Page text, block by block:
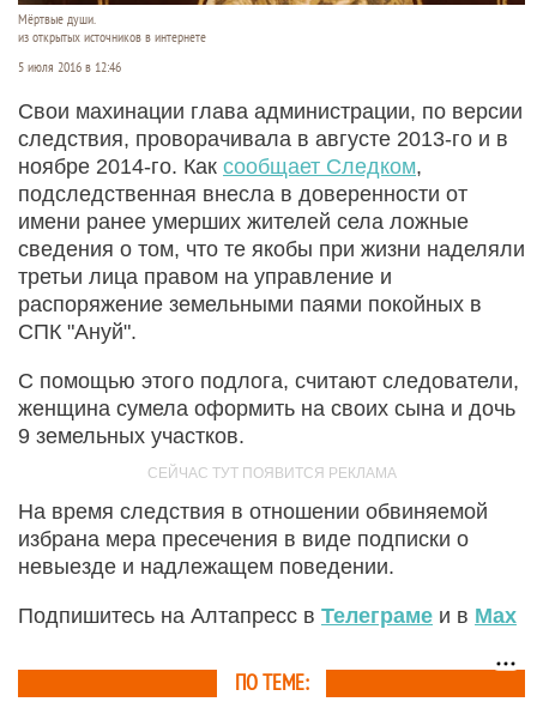
Мёртвые души.
из открытых источников в интернете
5 июля 2016 в 12:46
Свои махинации глава администрации, по версии
следствия, проворачивала в августе 2013-го и в
ноябре 2014-го. Как сообщает Следком,
подследственная внесла в доверенности от
имени ранее умерших жителей села ложные
сведения о том, что те якобы при жизни наделяли
третьи лица правом на управление и
распоряжение земельными паями покойных в
СПК "Ануй".
С помощью этого подлога, считают следователи,
женщина сумела оформить на своих сына и дочь
9 земельных участков.
На время следствия в отношении обвиняемой
избрана мера пресечения в виде подписки о
невыезде и надлежащем поведении.
Подпишитесь на Алтапресс в Телеграме и в Max
ПО ТЕМЕ: